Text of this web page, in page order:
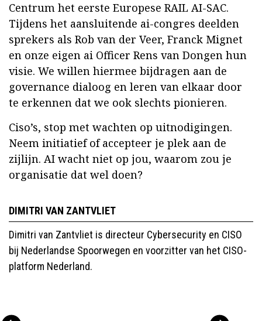
Centrum het eerste Europese RAIL AI-SAC.
Tijdens het aansluitende ai-congres deelden
sprekers als Rob van der Veer, Franck Mignet
en onze eigen ai Officer Rens van Dongen hun
visie. We willen hiermee bijdragen aan de
governance dialoog en leren van elkaar door
te erkennen dat we ook slechts pionieren.
Ciso’s, stop met wachten op uitnodigingen.
Neem initiatief of accepteer je plek aan de
zijlijn. AI wacht niet op jou, waarom zou je
organisatie dat wel doen?
DIMITRI VAN ZANTVLIET
Dimitri van Zantvliet is directeur Cybersecurity en CISO
bij Nederlandse Spoorwegen en voorzitter van het CISO-
platform Nederland.